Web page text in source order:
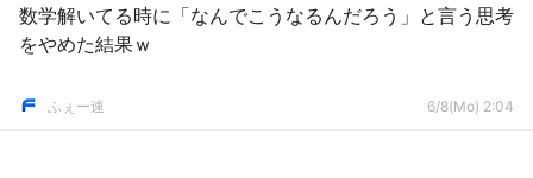
数学解いてる時に「なんでこうなるんだろう」と言う思考
をやめた結果ｗ
ふぇー速 6/8(Mo) 2:04